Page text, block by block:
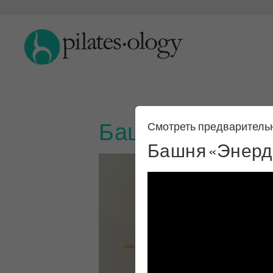
БашняСмотреть
Башня